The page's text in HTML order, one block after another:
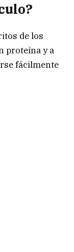
de los
proteína y a
fácilmente